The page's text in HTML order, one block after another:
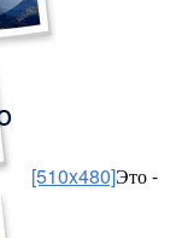
[510x480]Это -